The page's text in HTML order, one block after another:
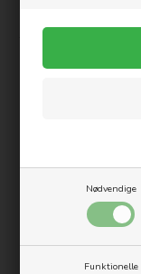
Nødvendige
Funktionelle
Sammen